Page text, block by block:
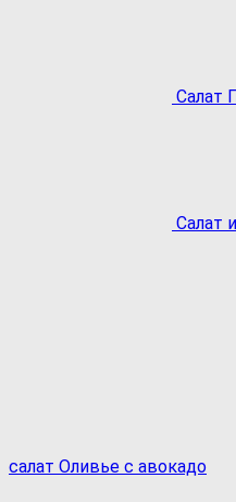
Салат
Салат
салат Оливье с авокадо